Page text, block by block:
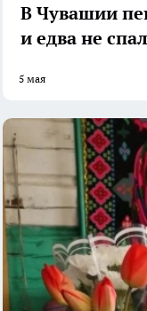
В Чувашии
и едва не
5 мая